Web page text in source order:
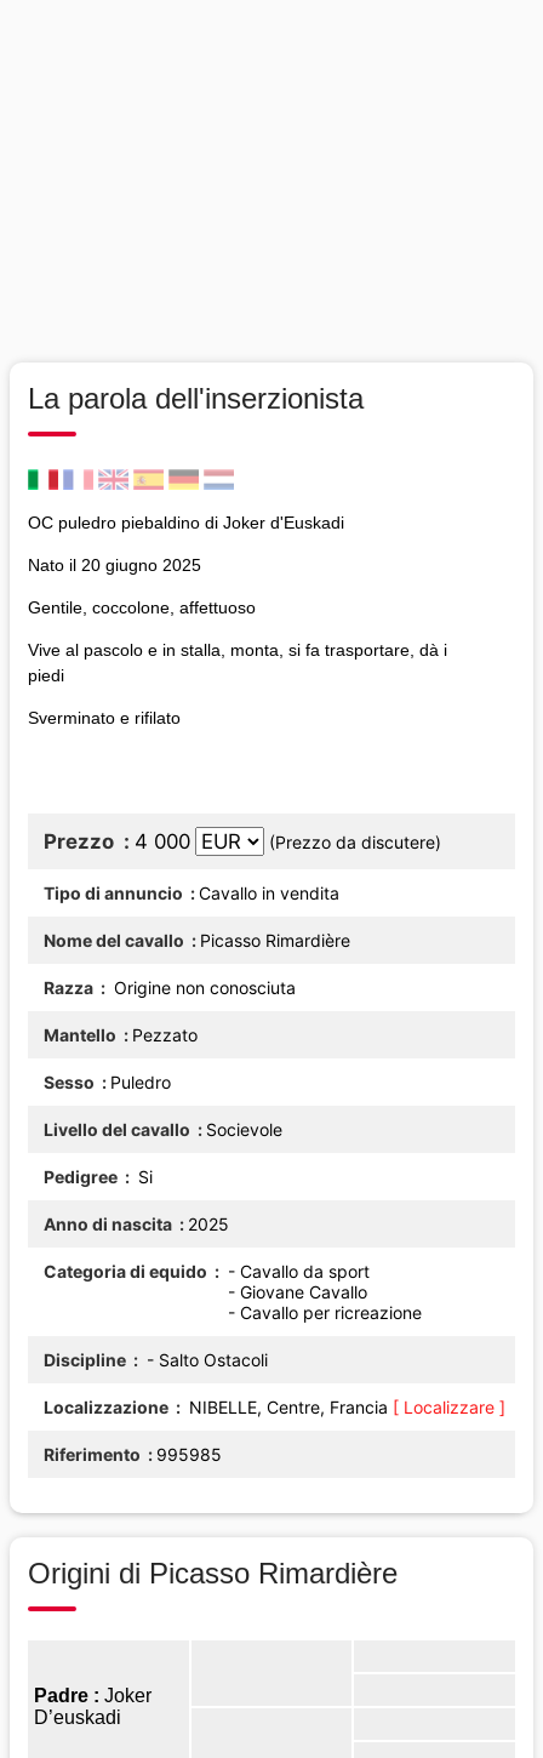
La parola dell'inserzionista
OC puledro piebaldino di Joker d'Euskadi
Nato il 20 giugno 2025
Gentile, coccolone, affettuoso
Vive al pascolo e in stalla, monta, si fa trasportare, dà i
piedi
Sverminato e rifilato
Prezzo 4 000 (Prezzo da discutere)
Tipo di annuncio Cavallo in vendita
Nome del cavallo Picasso Rimardière
Razza Origine non conosciuta
Mantello Pezzato
Sesso Puledro
Livello del cavallo Socievole
Pedigree Si
Anno di nascita 2025
Categoria di equido
- Cavallo da sport
- Giovane Cavallo
- Cavallo per ricreazione
Discipline - Salto Ostacoli
Localizzazione NIBELLE, Centre, Francia [ Localizzare ]
Riferimento 995985
Origini di Picasso Rimardière
Padre : Joker
D’euskadi